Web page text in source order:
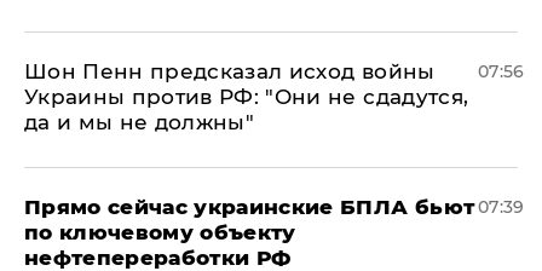
Шон Пенн предсказал исход войны
Украины против РФ: "Они не сдадутся,
да и мы не должны"
07:56
Прямо сейчас украинские БПЛА бьют
по ключевому объекту
нефтепереработки РФ
07:39